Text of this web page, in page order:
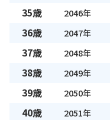
35歳 2046年
36歳 2047年
37歳 2048年
38歳 2049年
39歳 2050年
40歳 2051年